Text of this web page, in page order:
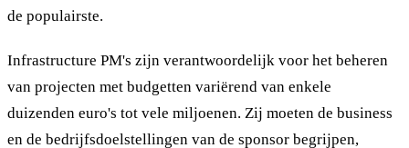
de populairste.
Infrastructure PM's zijn verantwoordelijk voor het beheren
van projecten met budgetten variërend van enkele
duizenden euro's tot vele miljoenen. Zij moeten de business
en de bedrijfsdoelstellingen van de sponsor begrijpen,